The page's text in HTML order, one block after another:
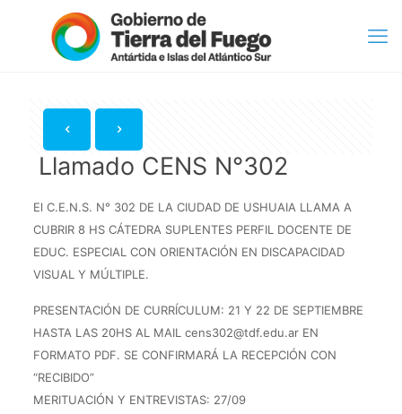
Llamado CENS N°302
El C.E.N.S. N° 302 DE LA CIUDAD DE USHUAIA LLAMA A
CUBRIR 8 HS CÁTEDRA SUPLENTES PERFIL DOCENTE DE
EDUC. ESPECIAL CON ORIENTACIÓN EN DISCAPACIDAD
VISUAL Y MÚLTIPLE.
PRESENTACIÓN DE CURRÍCULUM: 21 Y 22 DE SEPTIEMBRE
HASTA LAS 20HS AL MAIL cens302@tdf.edu.ar EN
FORMATO PDF. SE CONFIRMARÁ LA RECEPCIÓN CON
“RECIBIDO”
MERITUACIÓN Y ENTREVISTAS: 27/09